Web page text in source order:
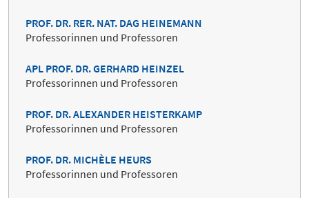
PROF. DR. RER. NAT. DAG HEINEMANN
Professorinnen und Professoren
APL PROF. DR. GERHARD HEINZEL
Professorinnen und Professoren
PROF. DR. ALEXANDER HEISTERKAMP
Professorinnen und Professoren
PROF. DR. MICHÈLE HEURS
Professorinnen und Professoren